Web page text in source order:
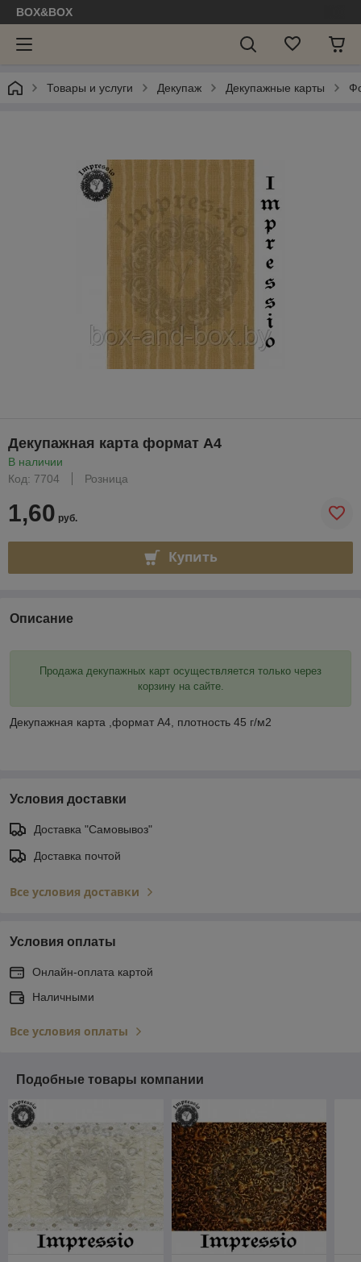
BOX&BOX
Товары и услуги Декупаж Декупажные карты
Декупажная карта формат А4
В наличии
Код: 7704
Розница
1,60 руб.
Купить
Описание
Продажа декупажных карт осуществляется только через
корзину на сайте.
Декупажная карта ,формат А4, плотность 45 г/м2
Условия доставки
Доставка "Самовывоз"
Доставка почтой
Все условия доставки
Условия оплаты
Онлайн-оплата картой
Наличными
Все условия оплаты
Подобные товары компании